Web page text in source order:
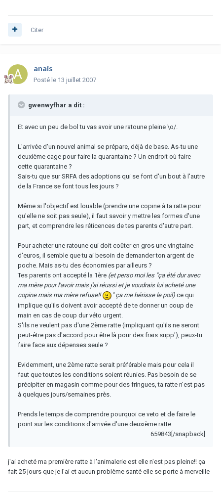
Citer
anais
Posté le 13 juillet 2007
gwenwyfhar a dit :
Et avec un peu de bol tu vas avoir une ratoune pleine \o/.
L'arrivée d'un nouvel animal se prépare, déjà de base. As-tu une
deuxième cage pour faire la quarantaine ? Un endroit où faire
cette quarantaine ?
Sais-tu que sur SRFA des adoptions qui se font d'un bout à l'autre
de la France se font tous les jours ?
Même si l'objectif est louable (prendre une copine à ta ratte pour
qu'elle ne soit pas seule), il faut savoir y mettre les formes d'une
part, et comprendre les réticences de tes parents d'autre part.
Pour acheter une ratoune qui doit coûter en gros une vingtaine
d'euros, il semble que tu ai besoin de demander ton argent de
poche. Mais as-tu des économies par ailleurs ?
Tes parents ont accepté la 1ère (et perso moi les "ça été dur avec
ma mère pour l'avoir mais j'ai réussi et je voudrais lui acheté une
copine mais ma mère refuse!!
" ça me hérisse le poil) ce qui
implique qu'ils doivent avoir accepté de te donner un coup de
main en cas de coup dur véto urgent.
S'ils ne veulent pas d'une 2ème ratte (impliquant qu'ils ne seront
peut-être pas d'accord pour être là pour des frais supp'), peux-tu
faire face aux dépenses seule ?
Evidemment, une 2ème ratte serait préférable mais pour cela il
faut que toutes les conditions soient réunies. Pas besoin de se
précipiter en magasin comme pour des fringues, ta ratte n'est pas
à quelques jours/semaines près.
Prends le temps de comprendre pourquoi ce veto et de faire le
point sur les conditions d'arrivée d'une deuxième ratte.
659843[/snapback]
j'ai acheté ma première ratte à l'animalerie est elle n'est pas pleine!! ça
fait 25 jours que je l'ai et aucun problème santé elle se porte à merveille